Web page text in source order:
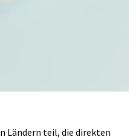
Ländern teil, die direkten